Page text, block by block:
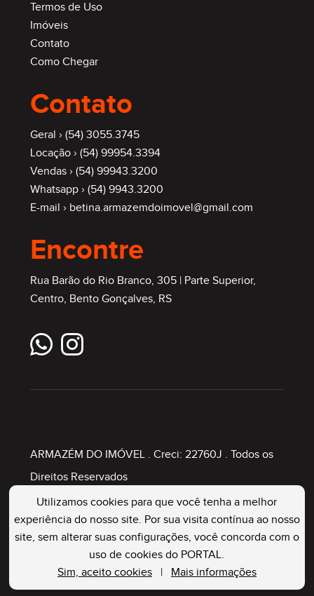
Termos de Uso
Imóveis
Contato
Como Chegar
Contato
Geral › (54) 3055.3745
Locação › (54) 99954.3394
Vendas › (54) 99943.3200
Whatsapp › (54) 9943.3200
E-mail › betina.armazemdoimovel@gmail.com
Encontre
Rua Barão do Rio Branco, 305 | Parte Superior,
Centro, Bento Gonçalves, RS
ARMAZÉM DO IMÓVEL. Creci: 22760J . Todos os
Direitos Reservados
Painel Imobiliário
Utilizamos cookies para que você tenha a melhor
experiência do nosso site. Por sua visita contínua ao nosso
site, sem alterar suas configurações, você concorda com o
uso de cookies do PORTAL.
Sim, aceito cookies| Mais informações